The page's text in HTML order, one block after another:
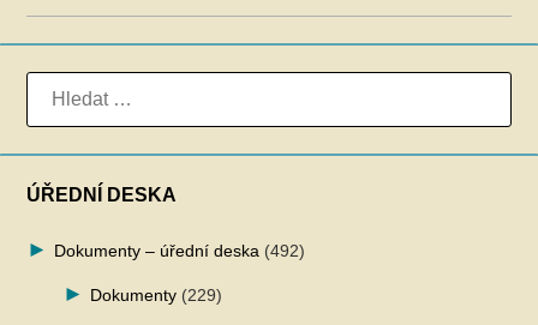
ÚŘEDNÍ DESKA
Dokumenty – úřední deska (492)
Dokumenty (229)